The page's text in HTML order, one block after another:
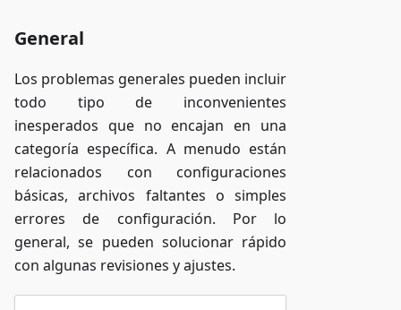
General
Los problemas generales pueden incluir
todo tipo de inconvenientes
inesperados que no encajan en una
categoría específica. A menudo están
relacionados con configuraciones
básicas, archivos faltantes o simples
errores de configuración. Por lo
general, se pueden solucionar rápido
con algunas revisiones y ajustes.